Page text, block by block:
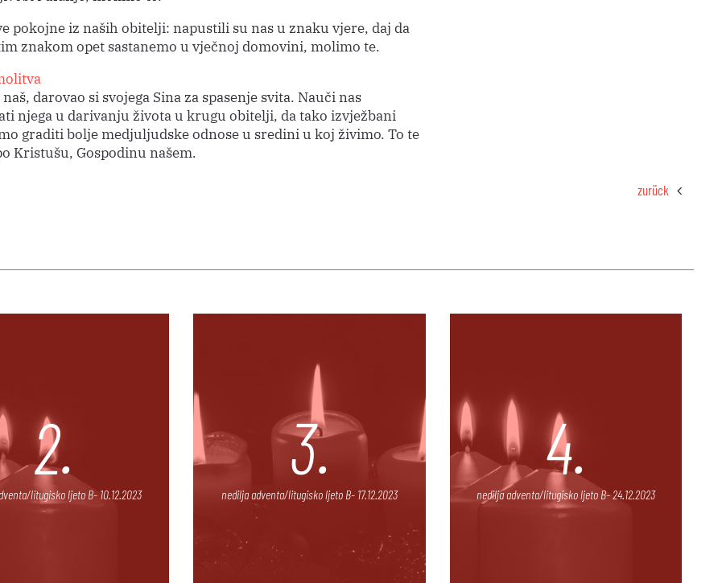
pokojne iz naših obitelji: napustili su nas u znaku vjere, daj da
znakom opet sastanemo u vječnoj domovini, molimo te.
naš, darovao si svojega Sina za spasenje svita. Nauči nas
njega u darivanju života u krugu obitelji, da tako izvježbani
graditi bolje medjuljudske odnose u sredini u koj živimo. To te
Kristušu, Gospodinu našem.
zurück
2.
litugisko ljeto B- 10.12.2023
3.
nedilja adventa/litugisko ljeto B- 17.12.2023
4.
nedilja adventa/litugisko ljeto B- 24.12.2023